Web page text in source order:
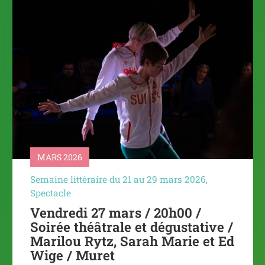
MARS 2026
Semaine littéraire du 21 au 29 mars 2026,
Spectacle
Vendredi 27 mars / 20h00 /
Soirée théâtrale et dégustative /
Marilou Rytz, Sarah Marie et Ed
Wige / Muret